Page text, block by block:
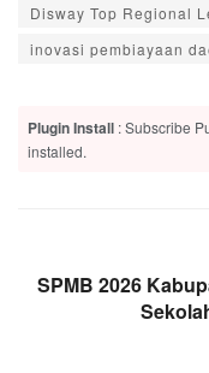
Disway Top Regional
inovasi pembiayaan
Plugin Install : Subscribe
installed.
SPMB 2026